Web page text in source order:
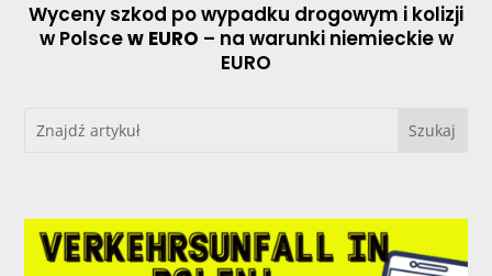
Wyceny szkod po wypadku drogowym i kolizji
w Polscew EURO – na warunki niemieckie w
EURO